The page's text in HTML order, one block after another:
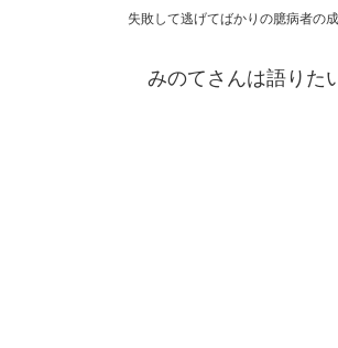
失敗して逃げてばかりの臆病者の
みのてさんは語りた